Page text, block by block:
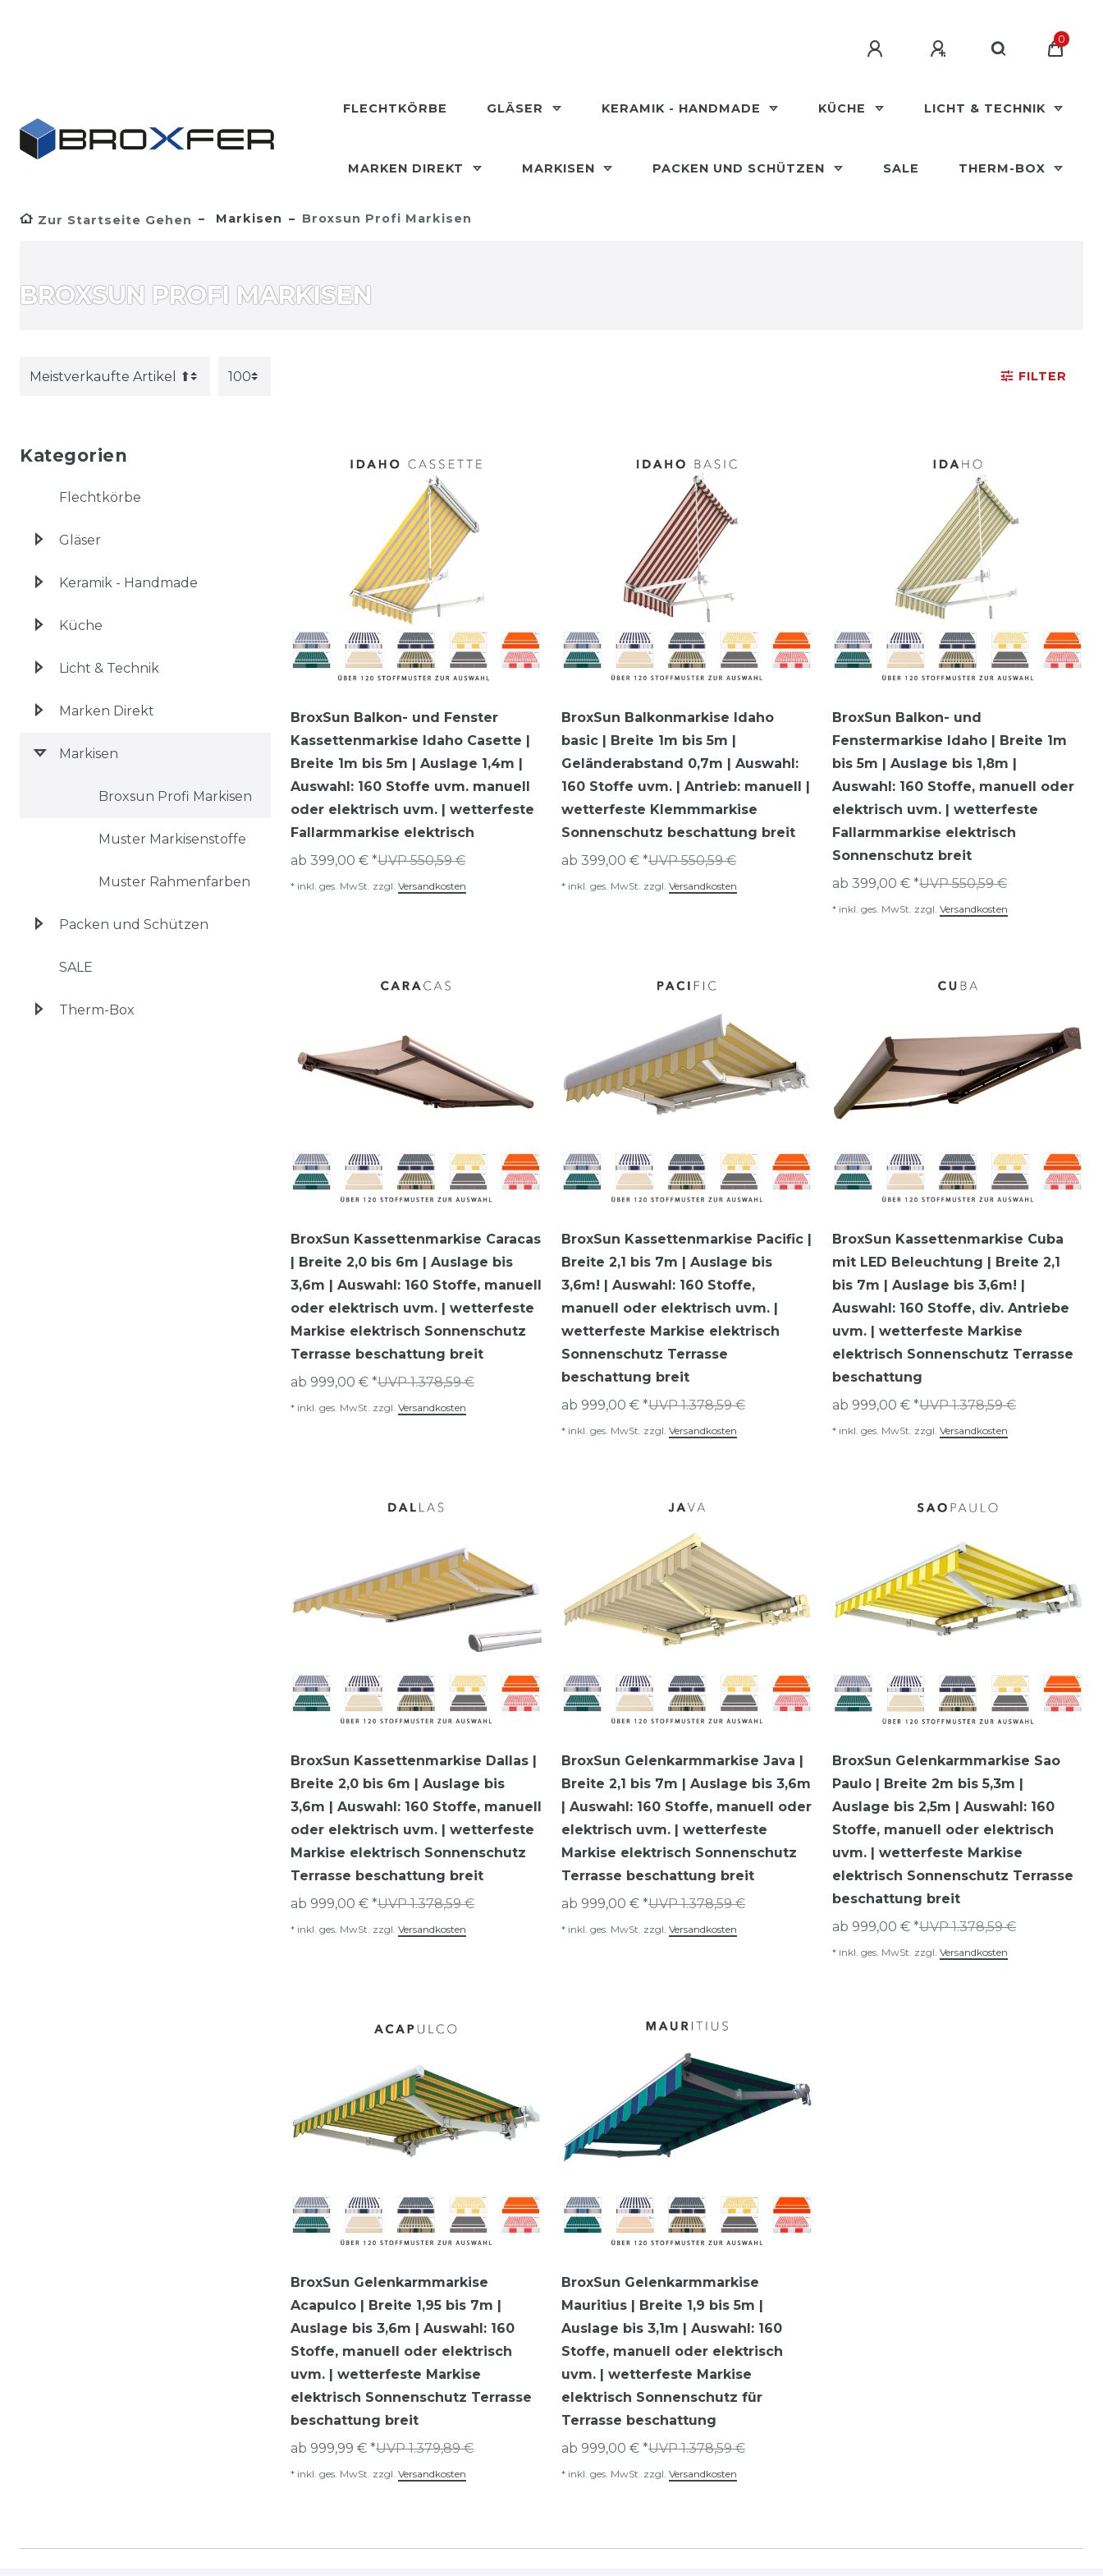
0
FLECHTKÖRBE GLÄSER KERAMIK - HANDMADE KÜCHE LICHT & TECHNIK
MARKEN DIREKT MARKISEN PACKEN UND SCHÜTZEN SALE THERM-BOX
Zur Startseite Gehen Markisen Broxsun Profi Markisen
BROXSUN PROFI MARKISEN
FILTER
Kategorien
Flechtkörbe
Gläser
Keramik - Handmade
Küche
Licht & Technik
Marken Direkt
Markisen
Broxsun Profi Markisen
Muster Markisenstoffe
Muster Rahmenfarben
Packen und Schützen
SALE
Therm-Box
BroxSun Balkon- und Fenster
Kassettenmarkise Idaho Casette |
Breite 1m bis 5m | Auslage 1,4m |
Auswahl: 160 Stoffe uvm. manuell
oder elektrisch uvm. | wetterfeste
Fallarmmarkise elektrisch
UVP 550,59 €
ab 399,00 € *
* inkl. ges. MwSt. zzgl. Versandkosten
BroxSun Balkonmarkise Idaho
basic | Breite 1m bis 5m |
Geländerabstand 0,7m | Auswahl:
160 Stoffe uvm. | Antrieb: manuell |
wetterfeste Klemmmarkise
Sonnenschutz beschattung breit
UVP 550,59 €
ab 399,00 € *
* inkl. ges. MwSt. zzgl. Versandkosten
BroxSun Balkon- und
Fenstermarkise Idaho | Breite 1m
bis 5m | Auslage bis 1,8m |
Auswahl: 160 Stoffe, manuell oder
elektrisch uvm. | wetterfeste
Fallarmmarkise elektrisch
Sonnenschutz breit
UVP 550,59 €
ab 399,00 € *
* inkl. ges. MwSt. zzgl. Versandkosten
BroxSun Kassettenmarkise Caracas
| Breite 2,0 bis 6m | Auslage bis
3,6m | Auswahl: 160 Stoffe, manuell
oder elektrisch uvm. | wetterfeste
Markise elektrisch Sonnenschutz
Terrasse beschattung breit
UVP 1.378,59 €
ab 999,00 € *
* inkl. ges. MwSt. zzgl. Versandkosten
BroxSun Kassettenmarkise Pacific |
Breite 2,1 bis 7m | Auslage bis
3,6m! | Auswahl: 160 Stoffe,
manuell oder elektrisch uvm. |
wetterfeste Markise elektrisch
Sonnenschutz Terrasse
beschattung breit
UVP 1.378,59 €
ab 999,00 € *
* inkl. ges. MwSt. zzgl. Versandkosten
BroxSun Kassettenmarkise Cuba
mit LED Beleuchtung | Breite 2,1
bis 7m | Auslage bis 3,6m! |
Auswahl: 160 Stoffe, div. Antriebe
uvm. | wetterfeste Markise
elektrisch Sonnenschutz Terrasse
beschattung
UVP 1.378,59 €
ab 999,00 € *
* inkl. ges. MwSt. zzgl. Versandkosten
BroxSun Kassettenmarkise Dallas |
Breite 2,0 bis 6m | Auslage bis
3,6m | Auswahl: 160 Stoffe, manuell
oder elektrisch uvm. | wetterfeste
Markise elektrisch Sonnenschutz
Terrasse beschattung breit
UVP 1.378,59 €
ab 999,00 € *
* inkl. ges. MwSt. zzgl. Versandkosten
BroxSun Gelenkarmmarkise Java |
Breite 2,1 bis 7m | Auslage bis 3,6m
| Auswahl: 160 Stoffe, manuell oder
elektrisch uvm. | wetterfeste
Markise elektrisch Sonnenschutz
Terrasse beschattung breit
UVP 1.378,59 €
ab 999,00 € *
* inkl. ges. MwSt. zzgl. Versandkosten
BroxSun Gelenkarmmarkise Sao
Paulo | Breite 2m bis 5,3m |
Auslage bis 2,5m | Auswahl: 160
Stoffe, manuell oder elektrisch
uvm. | wetterfeste Markise
elektrisch Sonnenschutz Terrasse
beschattung breit
UVP 1.378,59 €
ab 999,00 € *
* inkl. ges. MwSt. zzgl. Versandkosten
BroxSun Gelenkarmmarkise
Acapulco | Breite 1,95 bis 7m |
Auslage bis 3,6m | Auswahl: 160
Stoffe, manuell oder elektrisch
uvm. | wetterfeste Markise
elektrisch Sonnenschutz Terrasse
beschattung breit
UVP 1.379,89 €
ab 999,99 € *
* inkl. ges. MwSt. zzgl. Versandkosten
BroxSun Gelenkarmmarkise
Mauritius | Breite 1,9 bis 5m |
Auslage bis 3,1m | Auswahl: 160
Stoffe, manuell oder elektrisch
uvm. | wetterfeste Markise
elektrisch Sonnenschutz für
Terrasse beschattung
UVP 1.378,59 €
ab 999,00 € *
* inkl. ges. MwSt. zzgl. Versandkosten